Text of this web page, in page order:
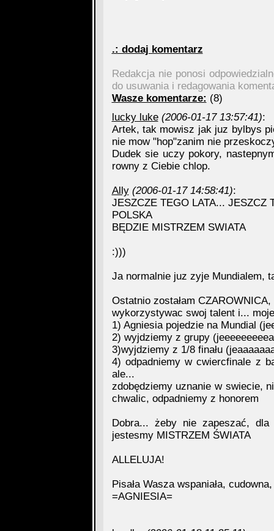
.: dodaj komentarz
Redakcja nie ponosi
do usuwania i redagowania
Wasze komentarze: (8)
lucky luke (2006-01-17 13:57:41):
Artek, tak mowisz jak juz bylbys
nie mow "hop"zanim nie
Dudek sie uczy pokory,
rowny z Ciebie chlop.
Ally (2006-01-17 14:58:41):
JESZCZE TEGO LATA... JESZCZ
POLSKA
BĘDZIE MISTRZEM SWIATA
:)))
Ja normalnie juz zyje Mundialem,
Ostatnio zostałam
wykorzystywac swoj talent i...
1) Agniesia pojedzie na Mundial
2) wyjdziemy z grupy
3)wyjdziemy z 1/8 finału
4) odpadniemy w cwiercfinale z
ale...
zdobędziemy uznanie w swiecie,
chwalic, odpadniemy z honorem
Dobra... żeby nie zapeszać,
jestesmy MISTRZEM ŚWIATA
ALLELUJA!
Pisała Wasza wspaniała,
=AGNIESIA=